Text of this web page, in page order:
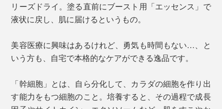
リーズドライ。塗る直前にブースト用「エッセンス」で
液状に戻し、肌に届けるというもの。
美容医療に興味はあるけれど、勇気も時間もない…、と
いう方も、自宅で本格的なケアができる逸品です。
「幹細胞」とは、自ら分化して、カラダの細胞を作り出
す能力をもつ細胞のこと。培養すると、その過程で成長